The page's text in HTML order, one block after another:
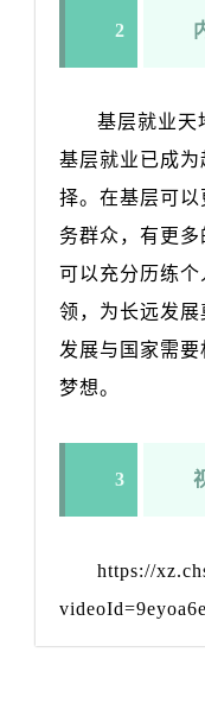
2
基层就业天
基层就业已成
择。在基层可
务群众，有更多
可以充分历练
领，为长远发
发展与国家需
梦想。
3
https://